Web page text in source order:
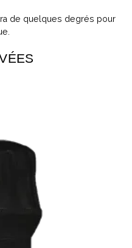
de quelques degrés pour